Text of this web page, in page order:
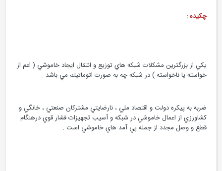
چكيده :
يكي از بزرگترين مشكلات شبكه هاي توزيع و انتقال ايجاد خاموشي ( اعم از
خواسته يا ناخواسته ) در شبكه چه به صورت اتوماتيك مي باشد .
ضربه به پيكره دولت و اقتصاد ملي ، نارضايتي مشتركان صنعتي ، خانگي و
كشاورزي از اعمال خاموشي در شبكه و آسيب تجهيزات فشار قوي درهنگام
قطع و وصل مجدد از جمله پي آمد هاي خاموشي است .